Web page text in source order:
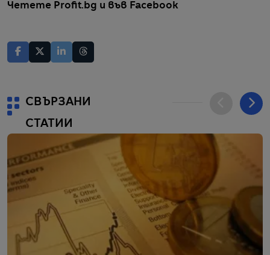
Четете Profit.bg и във Facebook
СВЪРЗАНИ
СТАТИИ